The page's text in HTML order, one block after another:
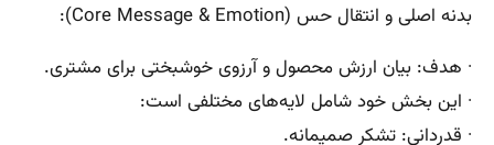
بدنه اصلی و انتقال حس (Core Message & Emotion):
· هدف: بیان ارزش محصول و آرزوی خوشبختی برای مشتری.
· این بخش خود شامل لایه‌های مختلفی است:
· قدردانی: تشکر صمیمانه.